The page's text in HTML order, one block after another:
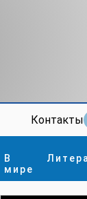
Контакты
В
мире